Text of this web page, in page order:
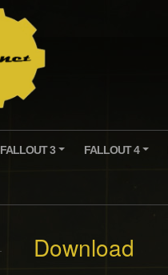
FALLOUT 3 FALLOUT 4
Download